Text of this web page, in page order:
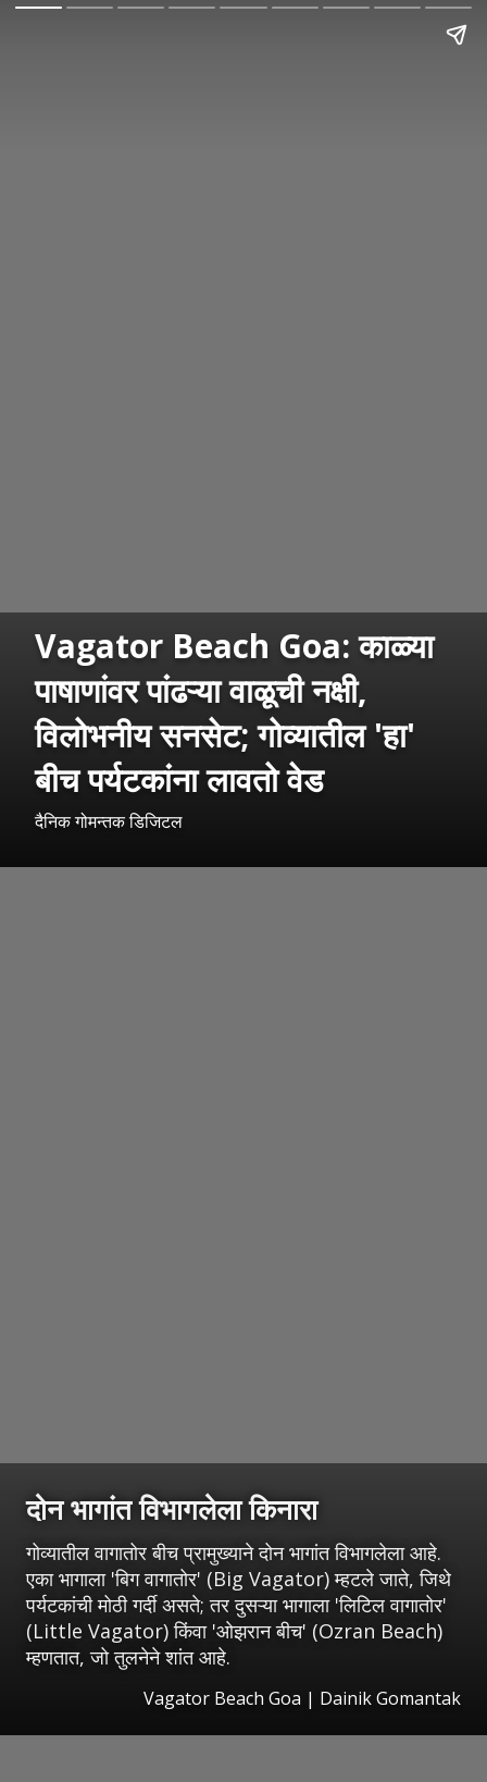
Vagator Beach Goa: काळ्या
पाषाणांवर पांढऱ्या वाळूची नक्षी,
विलोभनीय सनसेट; गोव्यातील 'हा'
बीच पर्यटकांना लावतो वेड
दैनिक गोमन्तक डिजिटल
दोन भागांत विभागलेला किनारा
गोव्यातील वागातोर बीच प्रामुख्याने दोन भागांत विभागलेला आहे.
एका भागाला 'बिग वागातोर' (Big Vagator) म्हटले जाते, जिथे
पर्यटकांची मोठी गर्दी असते; तर दुसऱ्या भागाला 'लिटिल वागातोर'
(Little Vagator) किंवा 'ओझरान बीच' (Ozran Beach)
म्हणतात, जो तुलनेने शांत आहे.
Vagator Beach Goa | Dainik Gomantak